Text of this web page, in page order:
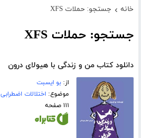
خانه › جستجو: حملات XFS
جستجو: حملات XFS
دانلود کتاب من و زندگی با هیولای درون
از:بو ایسبت
موضوع: اختلالات اضطرابی
۱۱۱ صفحه